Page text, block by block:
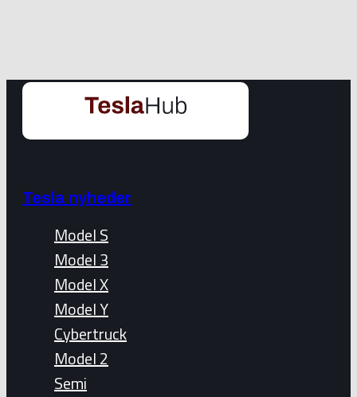
Tesla nyheder
Model S
Model 3
Model X
Model Y
Cybertruck
Model 2
Semi